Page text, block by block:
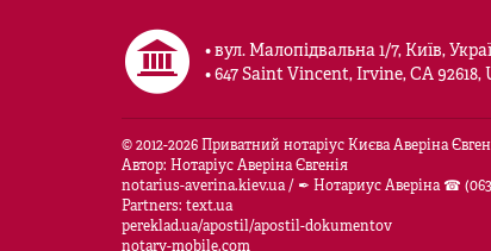
• вул. Малопідвальна 1/7, Київ,
• 647 Saint Vincent, Irvine, CA 92618,
© 2012-2026 Приватний нотаріус Києва Аверіна
Автор: Нотаріус Аверіна Євгенія
notarius-averina.kiev.ua/ ✒ Нотариус Аверіна ☎
Partners: text.ua
pereklad.ua/apostil/apostil-dokumentov
notary-mobile.com